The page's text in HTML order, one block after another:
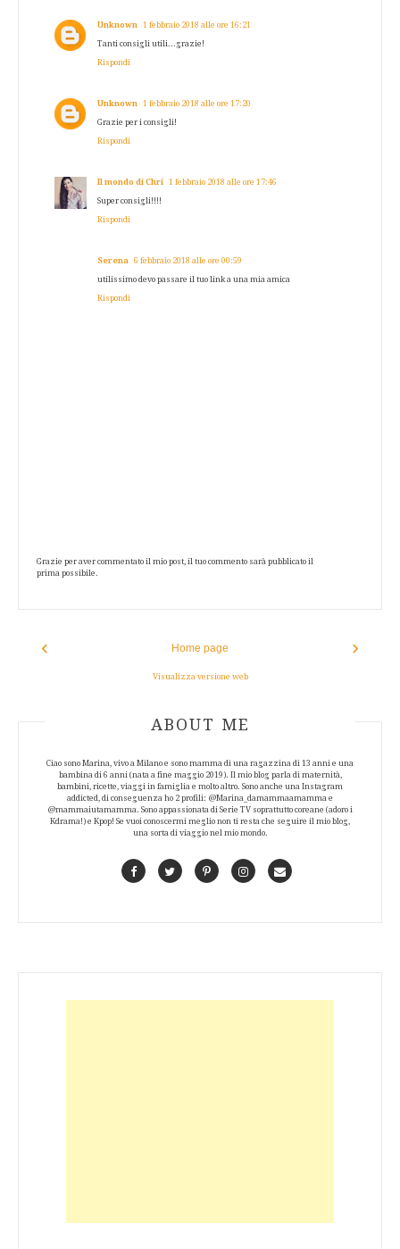
Unknown 1 febbraio 2018 alle ore 16:21
Tanti consigli utili...grazie!
Rispondi
Unknown 1 febbraio 2018 alle ore 17:20
Grazie per i consigli!
Rispondi
Il mondo di Chri 1 febbraio 2018 alle ore 17:46
Super consigli!!!!
Rispondi
Serena 6 febbraio 2018 alle ore 00:59
utilissimo devo passare il tuo link a una mia amica
Rispondi
Grazie per aver commentato il mio post, il tuo commento sarà pubblicato il
prima possibile.
‹ ›
Home page
Visualizza versione web
ABOUT AUTHOR
ABOUT ME
Ciao sono Marina, vivo a Milano e sono mamma di una ragazzina di 13 anni e una
bambina di 6 anni (nata a fine maggio 2019). Il mio blog parla di maternità,
bambini, ricette, viaggi in famiglia e molto altro. Sono anche una Instagram
addicted, di conseguenza ho 2 profili: @Marina_damammaamamma e
@mammaiutamamma. Sono appassionata di Serie TV soprattutto coreane (adoro i
Kdrama!) e Kpop! Se vuoi conoscermi meglio non ti resta che seguire il mio blog,
una sorta di viaggio nel mio mondo.
FacebookTwitterPinterestInstagramContact